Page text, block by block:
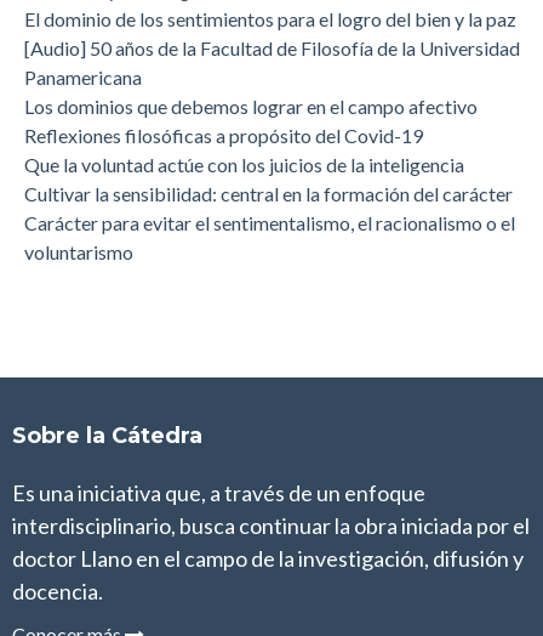
El dominio de los sentimientos para el logro del bien y la paz
[Audio] 50 años de la Facultad de Filosofía de la Universidad
Panamericana
Los dominios que debemos lograr en el campo afectivo
Reflexiones filosóficas a propósito del Covid-19
Que la voluntad actúe con los juicios de la inteligencia
Cultivar la sensibilidad: central en la formación del carácter
Carácter para evitar el sentimentalismo, el racionalismo o el
voluntarismo
Sobre la Cátedra
Es una iniciativa que, a través de un enfoque
interdisciplinario, busca continuar la obra iniciada por el
doctor Llano en el campo de la investigación, difusión y
docencia.